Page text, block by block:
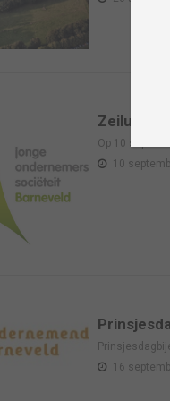
Zeiluitje
Op 10
10
16